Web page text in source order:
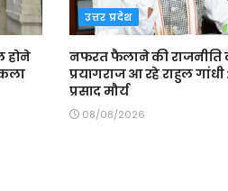
होने
उत्तर प्रदेश
नफरत फैलाने की
प्रयागराज आ रहे राहुल
प्रसाद मौर्य
08/08/2026